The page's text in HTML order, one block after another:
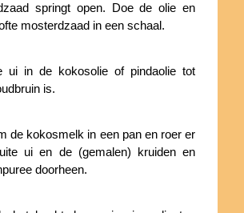
springt open. Doe de olie en
mosterdzaad in een schaal.
ui in de kokosolie of pindaolie tot
is.
de kokosmelk in een pan en roer er
ui en de (gemalen) kruiden en
doorheen.